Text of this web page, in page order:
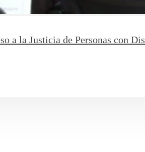
a la Justicia de Personas con